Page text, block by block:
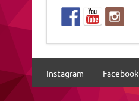
Nach einer
sollen die
kommenden
Tipps, wie man
übersteht.[...]
Transfer-
Instagram Facebook